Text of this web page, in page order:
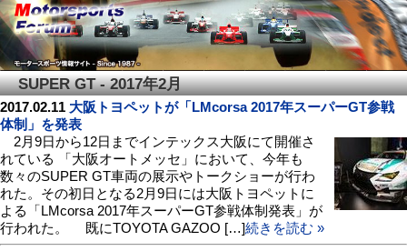
SUPER GT - 2017年2月
2017.02.11 大阪トヨペットが「LMcorsa 2017年スーパーGT参戦
体制」を発表
2月9日から12日までインテックス大阪にて開催さ
れている 「大阪オートメッセ」において、今年も
数々のSUPER GT車両の展示やトークショーが行わ
れた。その初日となる2月9日には大阪トヨペットに
よる「LMcorsa 2017年スーパーGT参戦体制発表」が
行われた。 既にTOYOTA GAZOO […]続きを読む »